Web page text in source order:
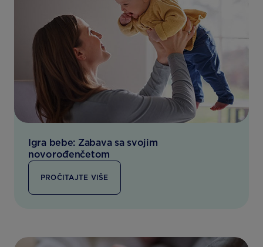
Igra bebe: Zabava sa svojim
novorođenčetom
PROČITAJTE VIŠE